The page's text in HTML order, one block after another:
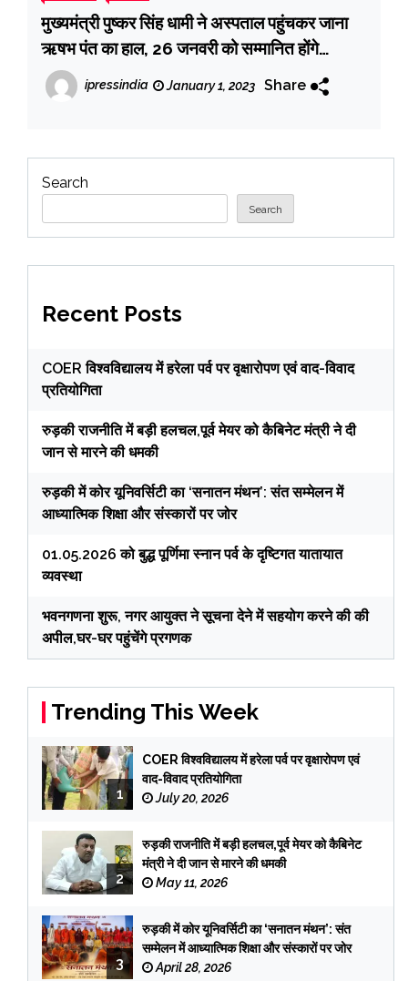
मुख्यमंत्री पुष्कर सिंह धामी ने अस्पताल पहुंचकर जाना
ऋषभ पंत का हाल, 26 जनवरी को सम्मानित होंगे
मददगार
ipressindia January 1, 2023 Share
Search
Search
Recent Posts
COER विश्वविद्यालय में हरेला पर्व पर वृक्षारोपण एवं वाद-विवाद
प्रतियोगिता
रुड़की राजनीति में बड़ी हलचल,पूर्व मेयर को कैबिनेट मंत्री ने दी
जान से मारने की धमकी
रुड़की में कोर यूनिवर्सिटी का ‘सनातन मंथन’: संत सम्मेलन में
आध्यात्मिक शिक्षा और संस्कारों पर जोर
01.05.2026 को बुद्ध पूर्णिमा स्नान पर्व के दृष्टिगत यातायात
व्यवस्था
भवनगणना शुरू, नगर आयुक्त ने सूचना देने में सहयोग करने की की
अपील,घर-घर पहुंचेंगे प्रगणक
Trending This Week
1
COER विश्वविद्यालय में हरेला पर्व पर वृक्षारोपण एवं
वाद-विवाद प्रतियोगिता
July 20, 2026
2
रुड़की राजनीति में बड़ी हलचल,पूर्व मेयर को कैबिनेट
मंत्री ने दी जान से मारने की धमकी
May 11, 2026
3
रुड़की में कोर यूनिवर्सिटी का ‘सनातन मंथन’: संत
सम्मेलन में आध्यात्मिक शिक्षा और संस्कारों पर जोर
April 28, 2026